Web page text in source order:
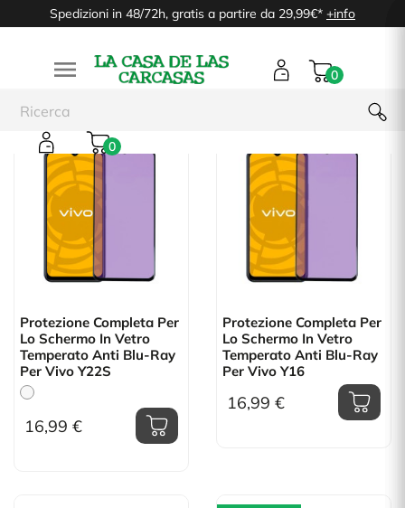
Spedizioni in 48/72h, gratis a partire da 29,99€* +info
 0
0
Protezione Completa Per
Lo Schermo In Vetro
Temperato Anti Blu-Ray
Per Vivo Y22S
16,99 €
Protezione Completa Per
Lo Schermo In Vetro
Temperato Anti Blu-Ray
Per Vivo Y16
16,99 €